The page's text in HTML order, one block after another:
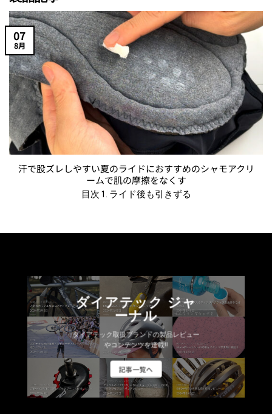
汗で股ズレしやすい夏のライドにおすすめのシャモアクリ
ームで肌の摩擦をなくす
目次 1. ライド後も引きずる
07
8月
ダイアテック ジャ
ーナル
ダイアテック取扱ブランドの製品レビュー
やコンテンツを連載!!
記事一覧へ